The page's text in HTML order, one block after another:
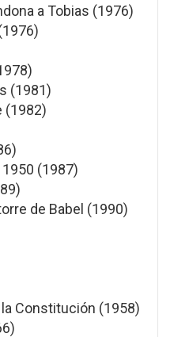
a Tobias (1976)
(1981)
(1982)
(1987)
de Babel (1990)
Constitución (1958)